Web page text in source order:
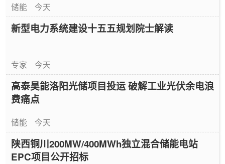
储能 今天
新型电力系统建设十五五规划院士解读
专家 今天
高泰昊能洛阳光储项目投运 破解工业光伏余电浪
费痛点
储能 今天
陕西铜川200MW/400MWh独立混合储能电站
EPC项目公开招标